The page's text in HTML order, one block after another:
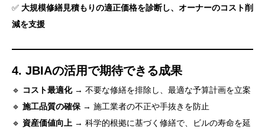
✅ 大規模修繕見積もりの適正価格を診断し、オーナーのコスト削
減を支援
4. JBIAの活用で期待できる成果
🔹 コスト最適化→ 不要な修繕を排除し、最適な予算計画を立案
🔹 施工品質の確保 → 施工業者の不正や手抜きを防止
🔹 資産価値向上 → 科学的根拠に基づく修繕で、ビルの寿命を延